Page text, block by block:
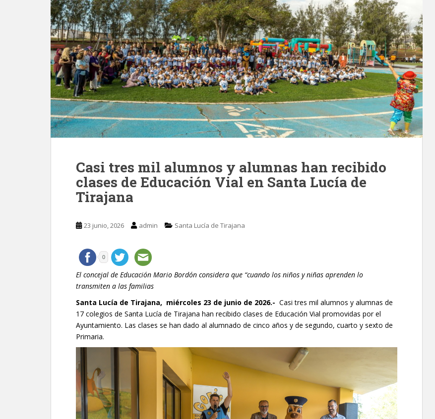
Casi tres mil alumnos y alumnas han recibido
clases de Educación Vial en Santa Lucía de
Tirajana
23 junio, 2026 admin Santa Lucía de Tirajana
0
El concejal de Educación Mario Bordón considera que “cuando los niños y niñas aprenden lo
transmiten a las familias
Santa Lucía de Tirajana, miércoles 23 de junio de 2026.- Casi tres mil alumnos y alumnas de
17 colegios de Santa Lucía de Tirajana han recibido clases de Educación Vial promovidas por el
Ayuntamiento. Las clases se han dado al alumnado de cinco años y de segundo, cuarto y sexto de
Primaria.